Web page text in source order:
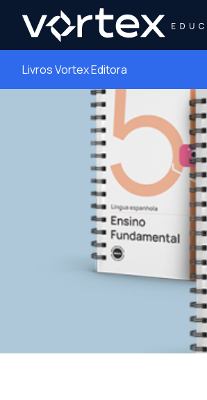
Livros Vortex Editora